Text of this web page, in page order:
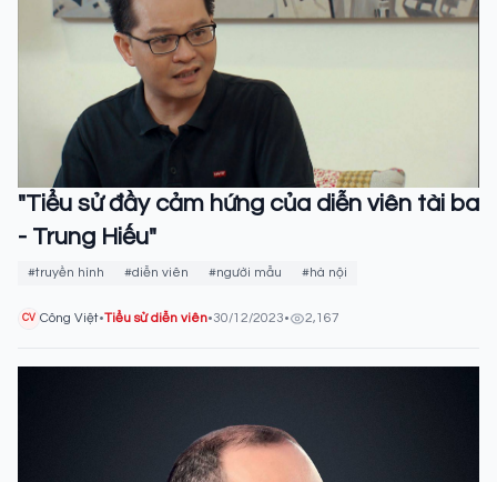
"Tiểu sử đầy cảm hứng của diễn viên tài ba
- Trung Hiếu"
#truyền hình #diễn viên #người mẫu #hà nội
CV Công Việt•Tiểu sử diễn viên•30/12/2023• 2,167